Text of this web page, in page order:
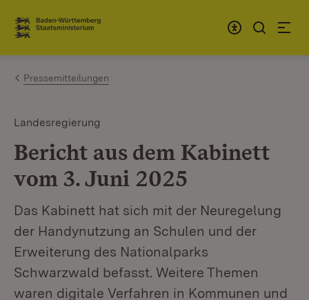
Zum Inhalt springen
Link zur Startseite
Pressemitteilungen
Landesregierung
Bericht aus dem Kabinett
vom 3. Juni 2025
Das Kabinett hat sich mit der Neuregelung
der Handynutzung an Schulen und der
Erweiterung des Nationalparks
Schwarzwald befasst. Weitere Themen
waren digitale Verfahren in Kommunen und